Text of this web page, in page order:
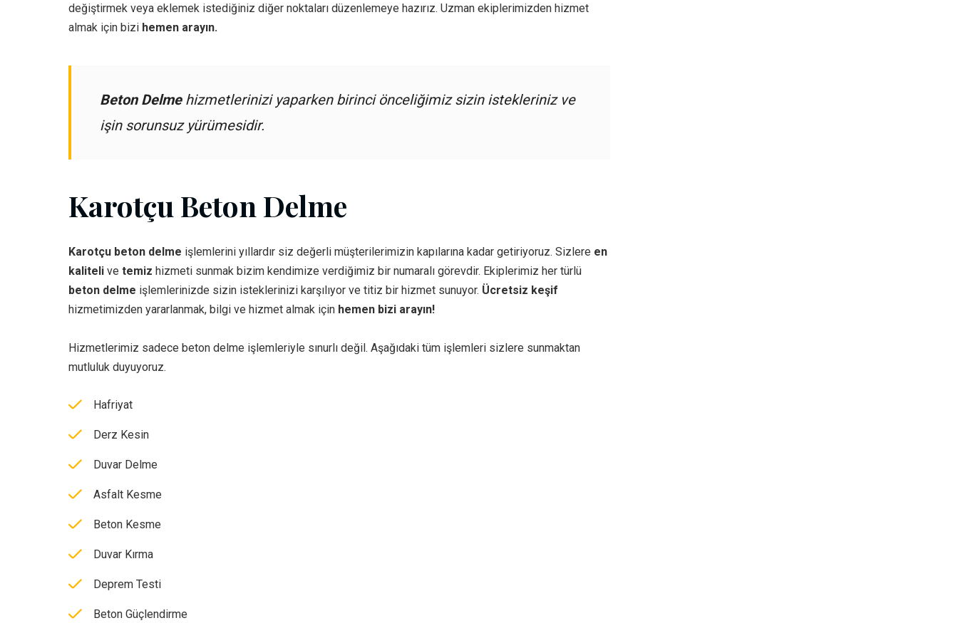
değiştirmek veya eklemek istediğiniz diğer noktaları düzenlemeye hazırız. Uzman ekiplerimizden hizmet
almak için bizi hemen arayın.
Beton Delmehizmetlerinizi yaparken birinci önceliğimiz sizin istekleriniz ve
işin sorunsuz yürümesidir.
Karotçu Beton Delme
Karotçu beton delme işlemlerini yıllardır siz değerli müşterilerimizin kapılarına kadar getiriyoruz. Sizlere en
kaliteli ve temiz hizmeti sunmak bizim kendimize verdiğimiz bir numaralı görevdir. Ekiplerimiz her türlü
beton delme işlemlerinizde sizin isteklerinizi karşılıyor ve titiz bir hizmet sunuyor. Ücretsiz keşif
hizmetimizden yararlanmak, bilgi ve hizmet almak için hemen bizi arayın!
Hizmetlerimiz sadece beton delme işlemleriyle sınurlı değil. Aşağıdaki tüm işlemleri sizlere sunmaktan
mutluluk duyuyoruz.
Hafriyat
Derz Kesin
Duvar Delme
Asfalt Kesme
Beton Kesme
Duvar Kırma
Deprem Testi
Beton Güçlendirme